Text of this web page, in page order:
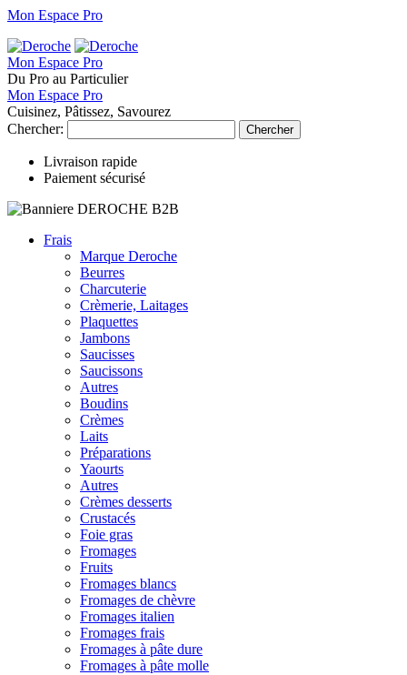
Mon Espace Pro
Mon Espace Pro
Du Pro au Particulier
Mon Espace Pro
Cuisinez, Pâtissez, Savourez
Chercher:
Chercher
Livraison rapide
Paiement sécurisé
Frais
Marque Deroche
Beurres
Charcuterie
Crèmerie, Laitages
Plaquettes
Jambons
Saucisses
Saucissons
Autres
Boudins
Crèmes
Laits
Préparations
Yaourts
Autres
Crèmes desserts
Crustacés
Foie gras
Fromages
Fruits
Fromages blancs
Fromages de chèvre
Fromages italien
Fromages frais
Fromages à pâte dure
Fromages à pâte molle